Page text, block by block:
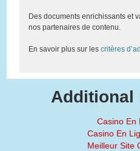
Des documents enrichissants et
nos partenaires de contenu.
En savoir plus sur les critères
Additional
Casino En
Casino En
Meilleur Site